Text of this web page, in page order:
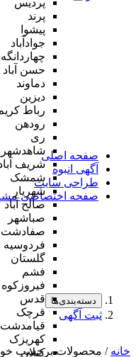
پردیس
پرند
پیشوا
جوادآباد
چهاردانگه
حسن آباد
دماوند
دیزین
رباط
رودهن
ری
شاهدشهر
شریف
شمشک
شهریار
صالح آباد
صباشهر
صفادشت
فردوسیه
گلستان
فشم
فیروزکوه
قدس
قرچک
قیامدشت
کهریزک
کیلان
صفحه اصلی
آگهی انبوه
طراحی سایت
صفحه اختصاصی
دسته‌بندی‌ها
ثبت آگهی
خانه / محصولات برچسب